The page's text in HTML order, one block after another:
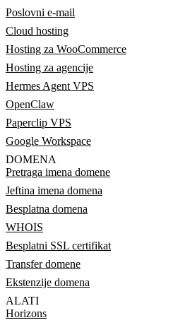
Poslovni e-mail
Cloud hosting
Hosting za WooCommerce
Hosting za agencije
Hermes Agent VPS
OpenClaw
Paperclip VPS
Google Workspace
DOMENA
Pretraga imena domene
Jeftina imena domena
Besplatna domena
WHOIS
Besplatni SSL certifikat
Transfer domene
Ekstenzije domena
ALATI
Horizons